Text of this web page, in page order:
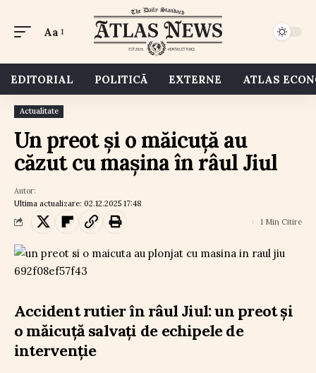
Aa
EDITORIAL POLITICĂ EXTERNE ATLAS
Actualitate
Un preot și o măicuță au
căzut cu mașina în râul Jiul
Ultima actualizare: 02.12.2025 17:48
Autor:
1 Min Citire
Accident rutier în râul Jiul: un preot și
o măicuță salvați de echipele de
intervenție